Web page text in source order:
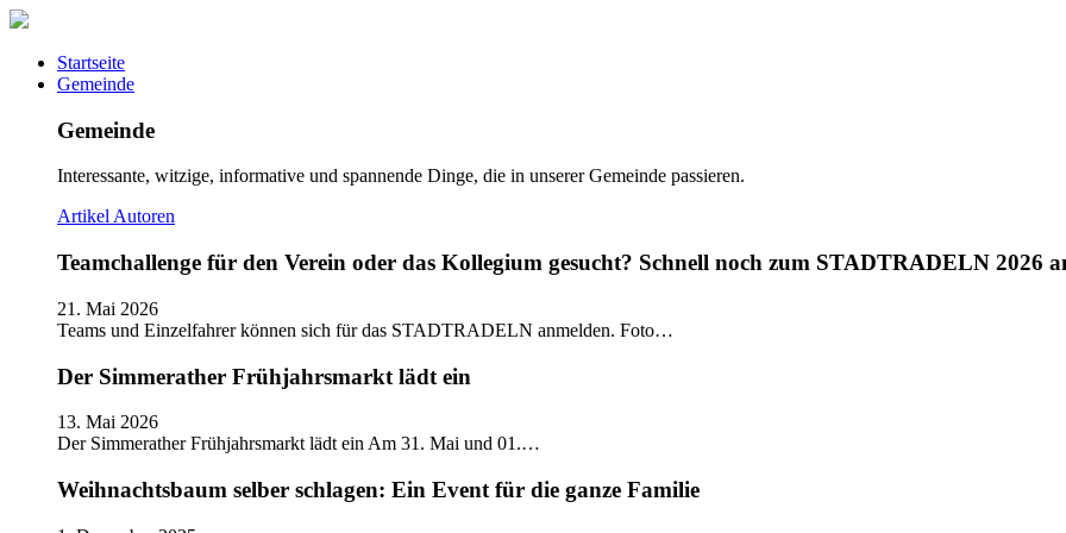
Startseite
Gemeinde
Gemeinde
Interessante, witzige, informative und spannende Dinge, die in unserer Gemeinde passieren.
ArtikelAutoren
Teamchallenge für den Verein oder das Kollegium gesucht? Schnell noch zum STADTRADELN 2026
21. Mai 2026
Teams und Einzelfahrer können sich für das STADTRADELN anmelden. Foto…
Der Simmerather Frühjahrsmarkt lädt ein
13. Mai 2026
Der Simmerather Frühjahrsmarkt lädt ein Am 31. Mai und 01.…
Weihnachtsbaum selber schlagen: Ein Event für die ganze Familie